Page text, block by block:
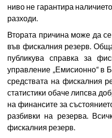
ниво не гарантира
разходи.
Втората причина може да се
във фискалния резерв.
публикува справка за
управление „Емисионно“ в
средствата на фискалния
статистики обаче липсва
на финансите за
разбивки на резерва.
фискалния резерв.